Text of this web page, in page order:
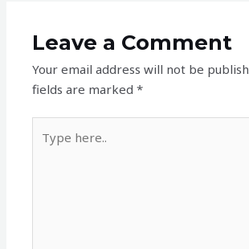
Leave a Comment
Your email address will not be
fields are marked*
here..